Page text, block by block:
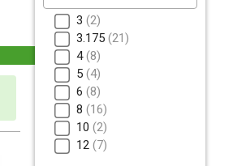
3 2
3.175 21
4 8
5 4
6 8
8 16
10 2
12 7